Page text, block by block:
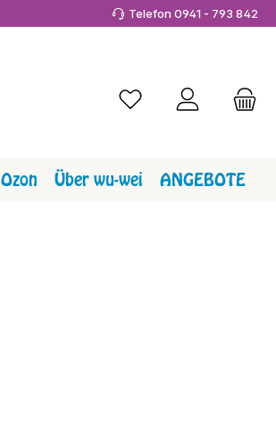
Telefon 0941 - 793 842
Du hast 0 Produkte
Ozon Über wu-wei ANGEBOTE